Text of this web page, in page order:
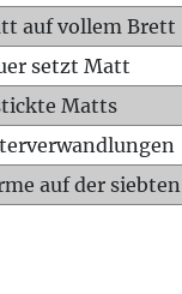
auf vollem Brett
setzt Matt
Matts
auf der siebten